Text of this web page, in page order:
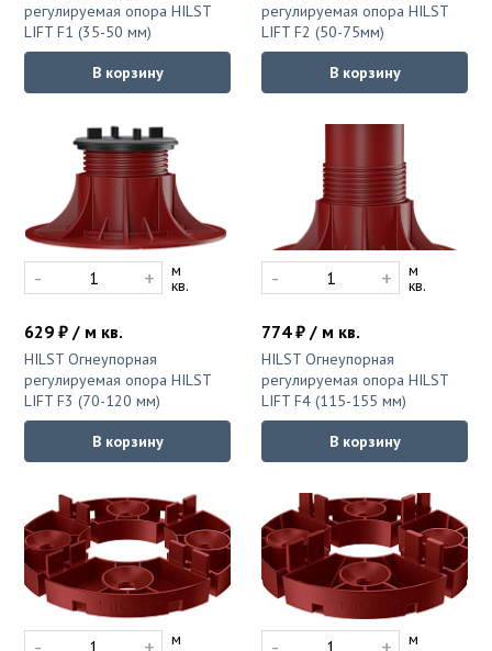
регулируемая опора HILST
LIFT F1 (35-50 мм)
В корзину
регулируемая опора HILST
LIFT F2 (50-75мм)
В корзину
629 ₽ / м кв.
HILST Огнеупорная
регулируемая опора HILST
LIFT F3 (70-120 мм)
- + м
кв.
В корзину
774 ₽ / м кв.
HILST Огнеупорная
регулируемая опора HILST
LIFT F4 (115-155 мм)
- + м
кв.
В корзину
м м